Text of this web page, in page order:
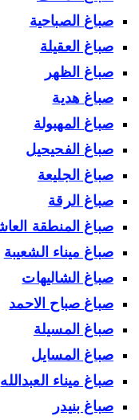
صباغ الصباحية
صباغ العقيلة
صباغ الظهر
صباغ هدية
صباغ المهبولة
صباغ الفحيحيل
صباغ الجليعة
صباغ الرقة
صباغ المنطقة العاشرة
صباغ ميناء الشعيبة
صباغ الشاليهات
صباغ صباح الاحمد
صباغ المسيلة
صباغ المسايل
صباغ ميناء العبدالله
صباغ بنيدر